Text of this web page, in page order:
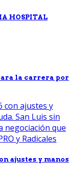
HOSPITAL
la carrera por
ajustes y manos